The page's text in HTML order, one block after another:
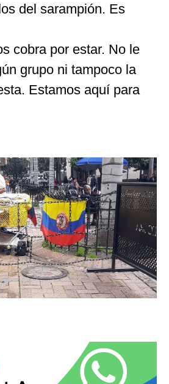
del sarampión. Es
cobra por estar. No le
grupo ni tampoco la
Estamos aquí para